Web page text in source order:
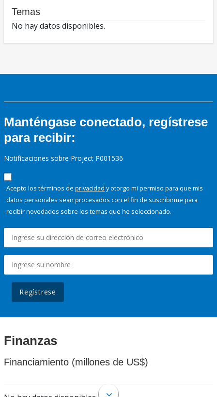
Temas
No hay datos disponibles.
Manténgase conectado, regístrese
para recibir:
Notificaciones sobre Project P001536
Acepto los términos de privacidad y otorgo mi permiso para que mis
datos personales sean procesados con el fin de suscribirme para
recibir novedades sobre los temas que he seleccionado.
Regístrese
Finanzas
Financiamiento (millones de US$)